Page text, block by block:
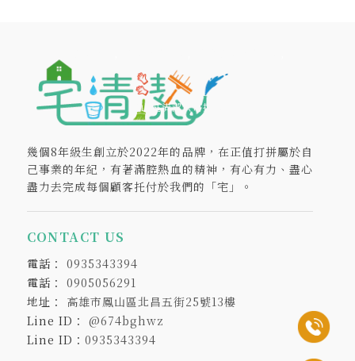
幾個8年級生創立於2022年的品牌，在正值打拼屬於自
己事業的年紀，有著滿腔熱血的精神，有心有力、盡心
盡力去完成每個顧客托付於我們的「宅」。
CONTACT US
0935343394
0905056291
高雄市鳳山區北昌五街25號13樓
@674bghwz
Line ID： 0935343394
鳳山區清潔公司推薦